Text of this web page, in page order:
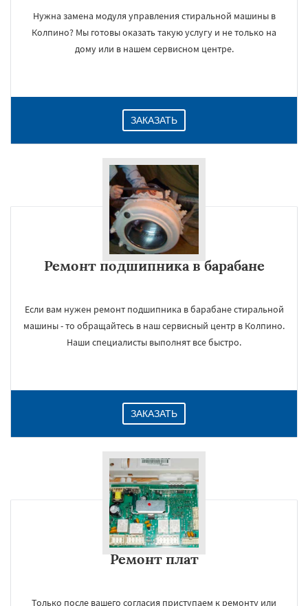
Нужна замена модуля управления стиральной машины в
Колпино? Мы готовы оказать такую услугу и не только на
дому или в нашем сервисном центре.
ЗАКАЗАТЬ
Ремонт подшипника в барабане
Если вам нужен ремонт подшипника в барабане стиральной
машины - то обращайтесь в наш сервисный центр в Колпино.
Наши специалисты выполнят все быстро.
ЗАКАЗАТЬ
Ремонт плат
Только после вашего согласия приступаем к ремонту или